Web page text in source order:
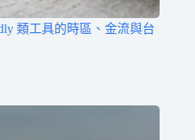
類工具的時區、金流與台